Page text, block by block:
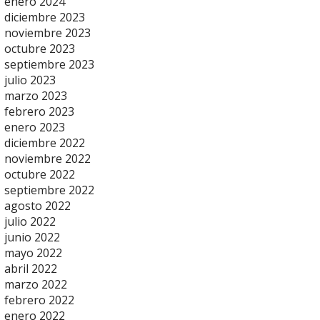
diciembre 2023
noviembre 2023
octubre 2023
septiembre 2023
julio 2023
marzo 2023
febrero 2023
enero 2023
diciembre 2022
noviembre 2022
octubre 2022
septiembre 2022
agosto 2022
julio 2022
junio 2022
mayo 2022
abril 2022
marzo 2022
febrero 2022
enero 2022